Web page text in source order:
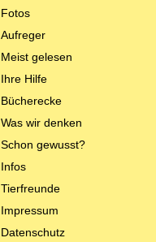
Fotos
Aufreger
Meist gelesen
Ihre Hilfe
Bücherecke
Was wir denken
Schon gewusst?
Infos
Tierfreunde
Impressum
Datenschutz